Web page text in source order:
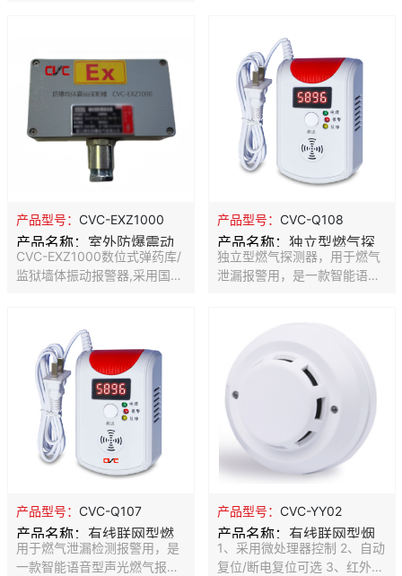
高出普通产品1倍；同时经过特
殊设计的滤波技术，能更有效
防止打雷、鞭炮及其他干扰因
素的影响，大大降低误报现
象。 ◆扛高压设计，抗严寒和
高温，适应野外复杂环境安
装，稳定可靠，可识别风雨天
砸、钻、撬等被破坏的设备，
（如玻璃、钢板、及钢板所制
造的设备）；专业为周界栅栏
墙体，弹药库墙体，博物馆文
高侦测灵敏度比一般高出1倍,
再经过特别设计的滤波器,彻底
防止打雷、鞭炮及汽车喇叭等
干扰因素,大大降低误报现象。
本产品适用于所有经过震动破
坏的设备,如水泥墙、砖墙、玻
璃、钢板、及铁板所制成的产
品,简而言之, 微震动探测器特
殊的设计, 警报信号可由单一
定时间限制幅度内把多个不同
大小的振动信号累积起来计算,
未达一定幅度的微弱信号将他
去除, 以减少误报产生,只有强
产品型号： CVC-EXZ1000
产品名称： 室外防爆震动
探测器
CVC-EXZ1000数位式弹药库/
监狱墙体振动报警器,采用国际
振动信号, 提高侦测灵敏度比
一般高出1倍, 再经过特别设计
的滤波器,彻底防止打雷、鞭炮
及汽车喇叭等干扰因素,大大降
低误报现象。本產品适用于所
有经过振动破坏的设备,如水泥
墙、砖墙、玻璃、钢板、及铁
板所制成的产品
产品型号： CVC-Q108
产品名称： 独立型燃气探
测器
独立型燃气探测器，用于燃气
泄漏报警用，是一款智能语音
气浓度。探测器选用高稳定性
催化燃烧式传感器,具有稳定性
高,灵敏度漂移小等特点，带浓
度显示功能。
产品型号： CVC-Q107
产品名称： 有线联网型燃
气探测器
用于燃气泄漏检测报警用，是
一款智能语音型声光燃气报警
产品型号： CVC-YY02
产品名称： 有线联网型烟
雾探测器
1、采用微处理器控制 2、自动
复位/断电复位可选 3、红外光